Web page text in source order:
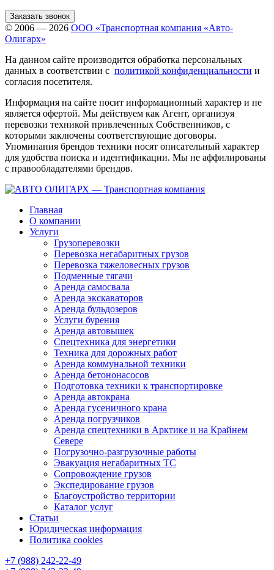
Заказать звонок
© 2006 — 2026 ООО «Транспортная компания «Авто-
Олигарх»
На данном сайте производится обработка персональных
данных в соответствии с политикой конфиденциальности и
согласия посетителя.
Информация на сайте носит информационный характер и не
является офертой. Мы действуем как Агент, организуя
перевозки техникой привлеченных Собственников, с
которыми заключены соответствующие договоры.
Упоминания брендов техники носят описательный характер
для удобства поиска и идентификации. Мы не аффилированы
с правообладателями брендов.
Главная
О компании
Услуги
Грузоперевозки
Перевозка негабаритных грузов
Перевозка тяжеловесных грузов
Подменные тягачи
Аренда самосвала
Аренда экскаваторов
Аренда бульдозеров
Услуги бурения
Аренда автовышек
Спецтехника для энергетики
Техника для дорожных работ
Аренда коммунальной техники
Аренда бетононасосов
Подготовка техники к транспортировке
Аренда автокрана
Аренда гусеничного крана
Аренда погрузчиков
Аренда спецтехники в Арктике и на Крайнем
Севере
Погрузочно-разгрузочные работы
Эвакуация негабаритных ТС
Сопровождение грузов
Экспедирование грузов
Благоустройство территории
Каталог услуг
Статьи
Юридическая информация
Политика cookies
+7 (988) 242-22-49